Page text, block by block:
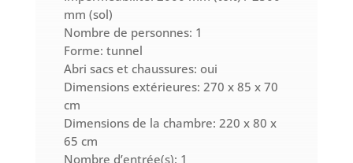
mm (sol)
Nombre de personnes: 1
Forme: tunnel
Abri sacs et chaussures: oui
Dimensions extérieures: 270 x 85 x 70
cm
Dimensions de la chambre: 220 x 80 x
65 cm
Nombre d’entrée(s): 1